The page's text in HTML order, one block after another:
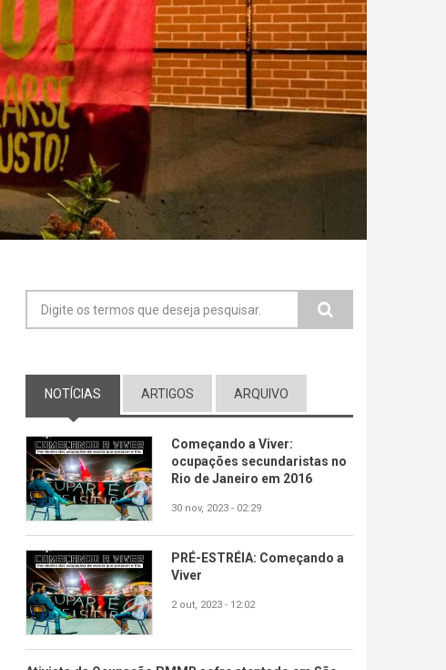
Formulário de busca
NOTÍCIAS (ABA ATIVA)
ARTIGOS ARQUIVO
Começando a Viver:
ocupações secundaristas no
Rio de Janeiro em 2016
30 nov, 2023 - 02:29
PRÉ-ESTRÉIA: Começando a
Viver
2 out, 2023 - 12:02